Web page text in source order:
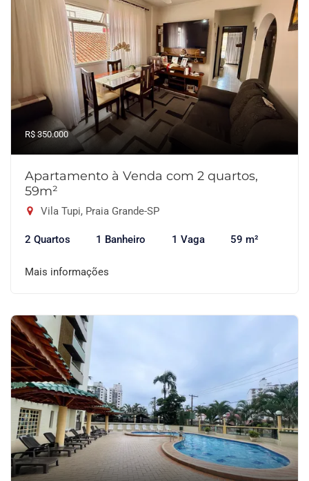
R$ 350.000
Apartamento à Venda com 2 quartos,
59m²
Vila Tupi, Praia Grande-SP
2 Quartos 1 Banheiro 1 Vaga 59 m²
Mais informações